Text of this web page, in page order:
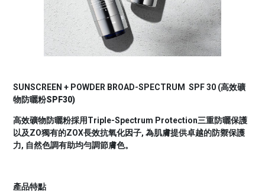
SUNSCREEN + POWDER BROAD-SPECTRUM SPF 30 (高效礦
物防曬粉SPF30)
高效礦物防曬粉採用Triple-Spectrum Protection三重防曬保護
以及ZO獨有的ZOX長效抗氧化因子, 為肌膚提供卓越的防禦保護
力, 自然色調有助均勻調節膚色。
產品特點